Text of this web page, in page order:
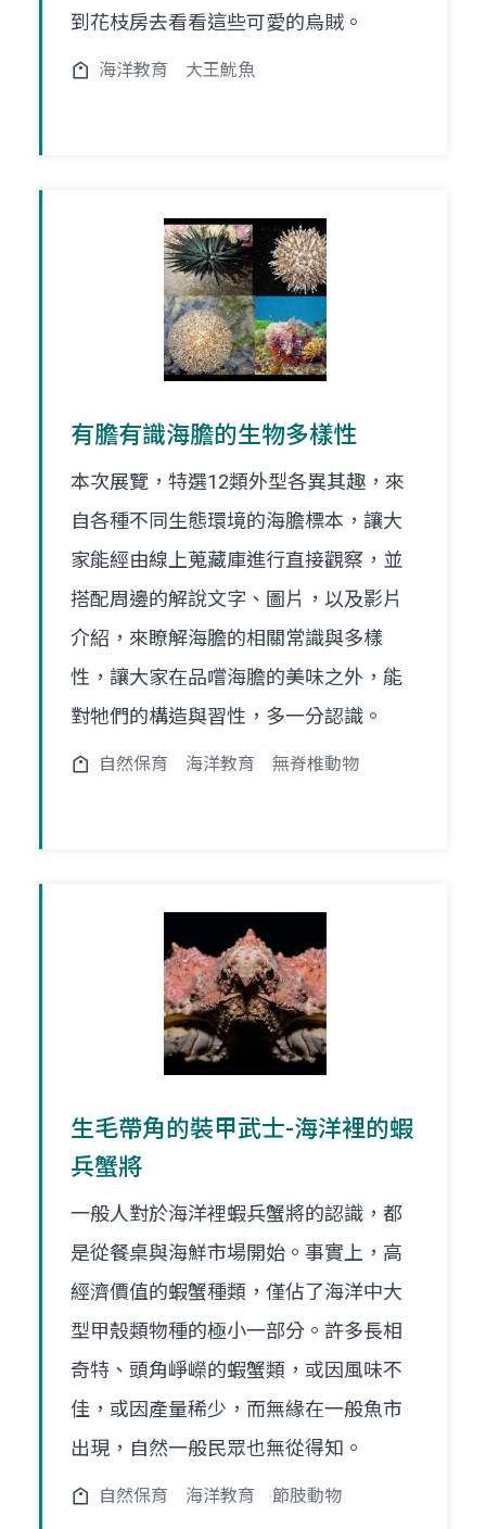
到花枝房去看看這些可愛的烏賊。
海洋教育 大王魷魚
有膽有識海膽的生物多樣性
本次展覽，特選12類外型各異其趣，來
自各種不同生態環境的海膽標本，讓大
家能經由線上蒐藏庫進行直接觀察，並
搭配周邊的解說文字、圖片，以及影片
介紹，來瞭解海膽的相關常識與多樣
性，讓大家在品嚐海膽的美味之外，能
對牠們的構造與習性，多一分認識。
自然保育 海洋教育 無脊椎動物
生毛帶角的裝甲武士-海洋裡的蝦
兵蟹將
一般人對於海洋裡蝦兵蟹將的認識，都
是從餐桌與海鮮市場開始。事實上，高
經濟價值的蝦蟹種類，僅佔了海洋中大
型甲殼類物種的極小一部分。許多長相
奇特、頭角崢嶸的蝦蟹類，或因風味不
佳，或因產量稀少，而無緣在一般魚市
出現，自然一般民眾也無從得知。
自然保育 海洋教育 節肢動物